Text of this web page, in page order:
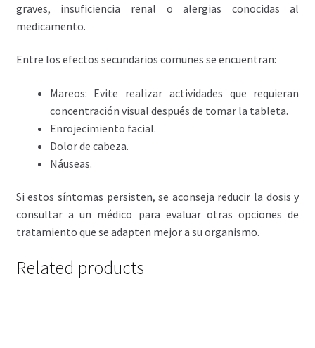
graves, insuficiencia renal o alergias conocidas al
medicamento.
Entre los efectos secundarios comunes se encuentran:
Mareos: Evite realizar actividades que requieran
concentración visual después de tomar la tableta.
Enrojecimiento facial.
Dolor de cabeza.
Náuseas.
Si estos síntomas persisten, se aconseja reducir la dosis y
consultar a un médico para evaluar otras opciones de
tratamiento que se adapten mejor a su organismo.
Related products